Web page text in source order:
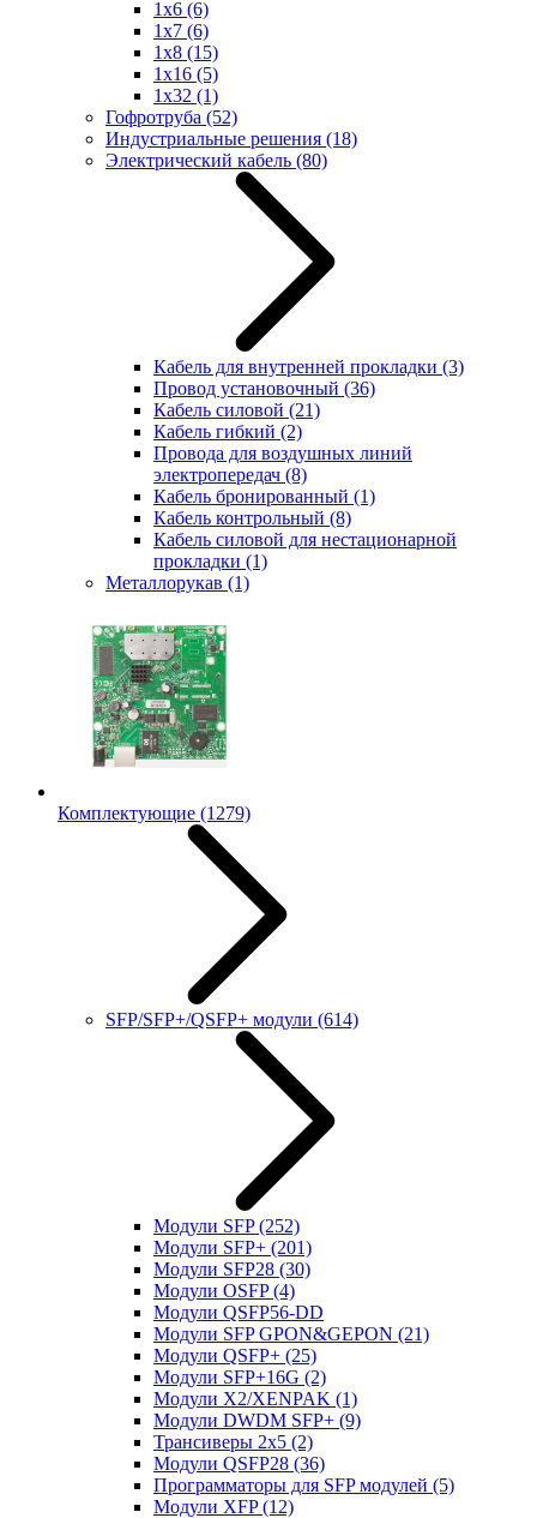
1x6 (6)
1x7 (6)
1x8 (15)
1x16 (5)
1x32 (1)
Гофротруба (52)
Индустриальные решения (18)
Электрический кабель (80)
Кабель для внутренней прокладки (3)
Провод установочный (36)
Кабель силовой (21)
Кабель гибкий (2)
Провода для воздушных линий
электропередач (8)
Кабель бронированный (1)
Кабель контрольный (8)
Кабель силовой для нестационарной
прокладки (1)
Металлорукав (1)
Комплектующие (1279)
SFP/SFP+/QSFP+ модули (614)
Модули SFP(252)
Модули SFP+ (201)
Модули SFP28 (30)
Модули OSFP(4)
Модули QSFP56-DD
Модули SFP GPON&GEPON (21)
Модули QSFP+ (25)
Модули SFP+16G (2)
Модули X2/XENPAK (1)
Модули DWDM SFP+ (9)
Трансиверы 2x5 (2)
Модули QSFP28 (36)
Программаторы для SFP модулей (5)
Модули XFP(12)